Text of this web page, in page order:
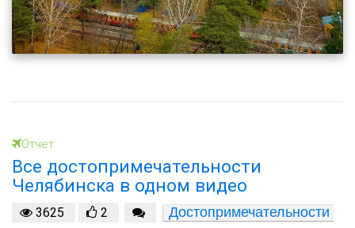
Отчет
Все достопримечательности
Челябинска в одном видео
3625 2
Достопримечательности